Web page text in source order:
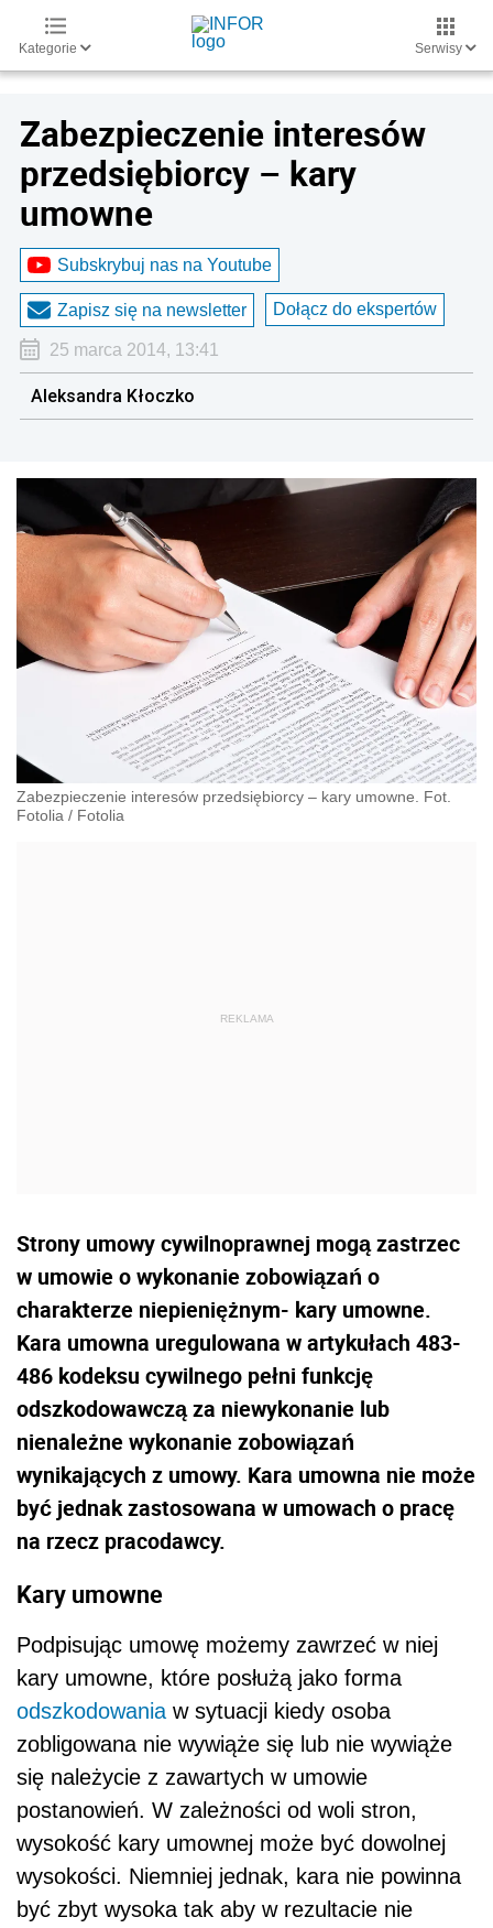
Kategorie Serwisy
Zabezpieczenie interesów
przedsiębiorcy – kary
umowne
Subskrybuj nas na Youtube
Zapisz się na newsletter Dołącz do ekspertów
25 marca 2014, 13:41
Aleksandra Kłoczko
Zabezpieczenie interesów przedsiębiorcy – kary umowne. Fot.
Fotolia / Fotolia
Strony umowy cywilnoprawnej mogą zastrzec
w umowie o wykonanie zobowiązań o
charakterze niepieniężnym- kary umowne.
Kara umowna uregulowana w artykułach 483-
486 kodeksu cywilnego pełni funkcję
odszkodowawczą za niewykonanie lub
nienależne wykonanie zobowiązań
wynikających z umowy. Kara umowna nie może
być jednak zastosowana w umowach o pracę
na rzecz pracodawcy.
Kary umowne
Podpisując umowę możemy zawrzeć w niej
kary umowne, które posłużą jako forma
odszkodowania w sytuacji kiedy osoba
zobligowana nie wywiąże się lub nie wywiąże
się należycie z zawartych w umowie
postanowień. W zależności od woli stron,
wysokość kary umownej może być dowolnej
wysokości. Niemniej jednak, kara nie powinna
być zbyt wysoka tak aby w rezultacie nie